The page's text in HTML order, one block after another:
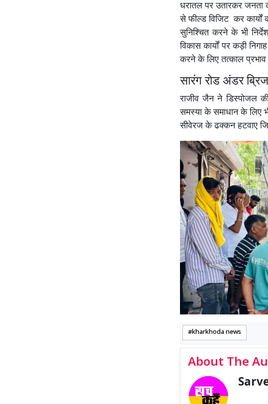
धरातल पर उतारकर जनता
से फील्ड विजिट कर कार्यों
सुनिश्चित करने के भी
विकास कार्यों पर कड़ी
करने के लिए तत्काल
सारंग रोड अंडर ब्रिज
राजीव जैन ने डिस्पोजल
समस्या के समाधान के लिए
सीवेरज के ढक्कन हटवाए
kharkhoda news
About The